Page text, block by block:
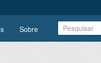
Sobre